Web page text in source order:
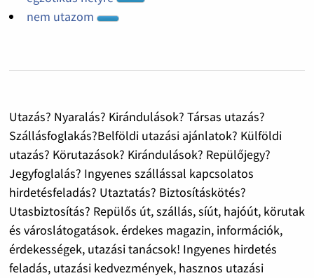
nem utazom
Utazás? Nyaralás? Kirándulások? Társas utazás?
Szállásfoglakás?Belföldi utazási ajánlatok? Külföldi
utazás? Körutazások? Kirándulások? Repülőjegy?
Jegyfoglalás? Ingyenes szállással kapcsolatos
hirdetésfeladás? Utaztatás? Biztosításkötés?
Utasbiztosítás? Repülős út, szállás, síút, hajóút, körutak
és városlátogatások. érdekes magazin, információk,
érdekességek, utazási tanácsok! Ingyenes hirdetés
feladás, utazási kedvezmények, hasznos utazási